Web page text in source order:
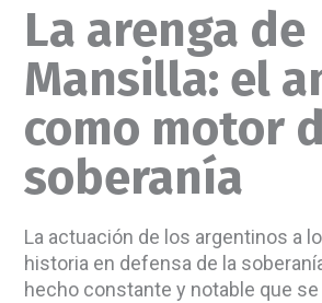
La arenga de
Mansilla: el
como motor
soberanía
La actuación de los argentinos a
historia en defensa de la
hecho constante y notable que se